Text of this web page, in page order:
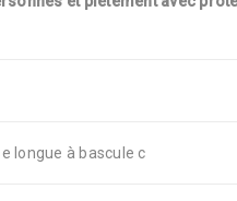
longue à bascule c